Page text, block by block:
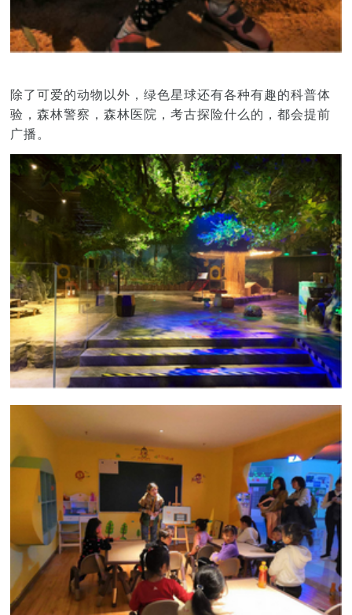
除了可爱的动物以外，绿色星球还有各种有趣的科普体
验，森林警察，森林医院，考古探险什么的，都会提前
广播。